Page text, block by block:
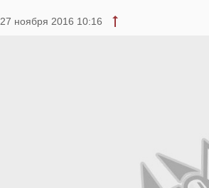
27 ноября 2016 10:16